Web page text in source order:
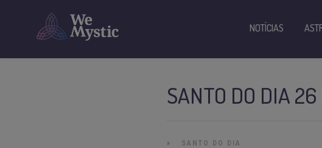
SANTO DO DIA
» SANTO DO DIA
NOTÍCIAS